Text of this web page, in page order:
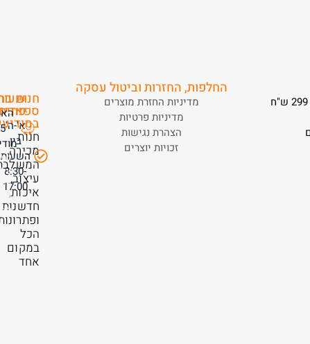
החלפות, החזרות וביטול עסקה
מדיניות החזרת מוצרים
מדיניות פרטיות
הצהרת נגישות
זכויות יוצרים
חנות
חנות
מכירה
עיצוב,
איכות,
חדשנות
הכל
במקום
אחד
א'-ה'
בין
השעות
8:30-
17:00
על